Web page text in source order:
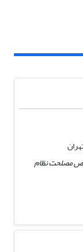
مصلحت نظام